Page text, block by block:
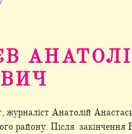
Анатолій
району. Після закінчення